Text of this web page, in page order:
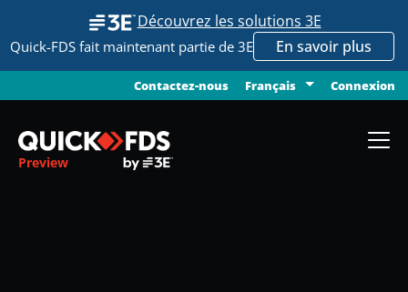
Découvrez les solutions 3E
Quick-FDS fait maintenant partie de 3E En savoir plus
Contactez-nous Français Connexion
Preview